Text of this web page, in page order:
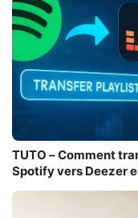
TUTO – Comment
Spotify vers Deezer